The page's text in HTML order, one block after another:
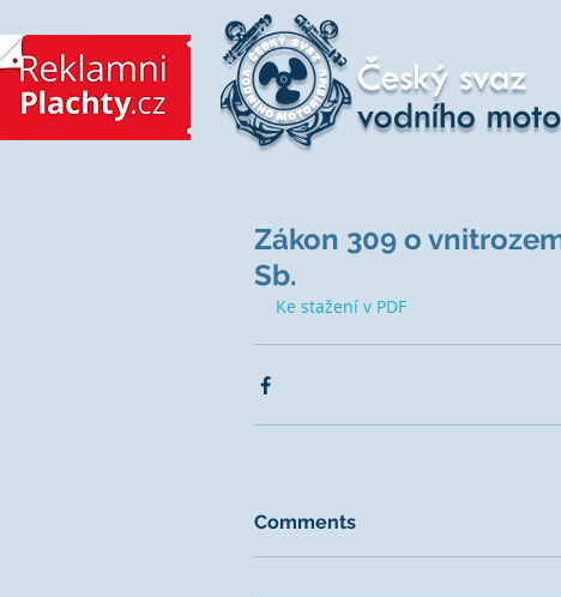
Zákon 309 o
Sb.
Ke stažení v PDF
Comments